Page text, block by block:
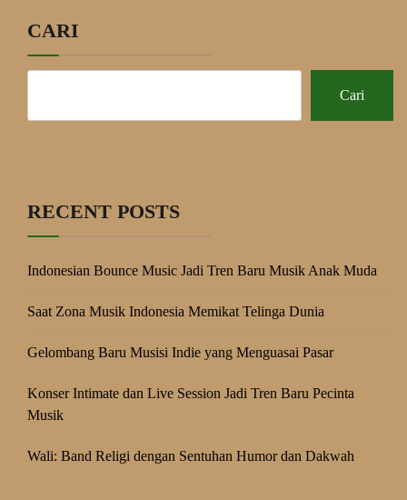
CARI
Cari
RECENT POSTS
Indonesian Bounce Music Jadi Tren Baru Musik Anak Muda
Saat Zona Musik Indonesia Memikat Telinga Dunia
Gelombang Baru Musisi Indie yang Menguasai Pasar
Konser Intimate dan Live Session Jadi Tren Baru Pecinta
Musik
Wali: Band Religi dengan Sentuhan Humor dan Dakwah